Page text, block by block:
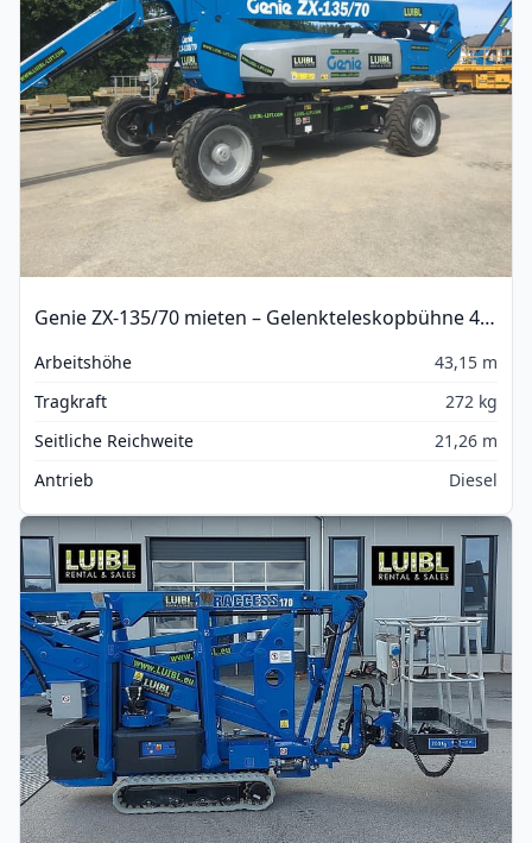
Genie ZX-135/70 mieten – Gelenkteleskopbühne 43m Höhe
Arbeitshöhe
43,15 m
Tragkraft
272 kg
Seitliche Reichweite
21,26 m
Antrieb
Diesel